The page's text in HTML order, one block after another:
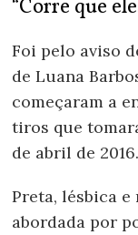
“Corre que
Foi pelo aviso
de Luana
começaram a
tiros que
de abril de 2016.
Preta, lésbica
abordada por